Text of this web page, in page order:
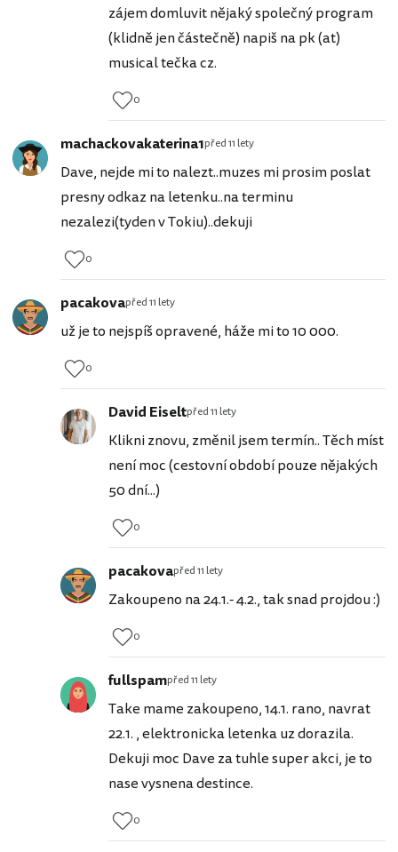
zájem domluvit nějaký společný program
(klidně jen částečně) napiš na pk (at)
musical tečka cz.
0
machackovakaterina1před 11 lety
Dave, nejde mi to nalezt..muzes mi prosim poslat
presny odkaz na letenku..na terminu
nezalezi(tyden v Tokiu)..dekuji
0
pacakovapřed 11 lety
už je to nejspíš opravené, háže mi to 10 000.
0
David Eiseltpřed 11 lety
Klikni znovu, změnil jsem termín.. Těch míst
není moc (cestovní období pouze nějakých
50 dní...)
0
pacakovapřed 11 lety
Zakoupeno na 24.1.- 4.2., tak snad projdou :)
0
fullspampřed 11 lety
Take mame zakoupeno, 14.1. rano, navrat
22.1. , elektronicka letenka uz dorazila.
Dekuji moc Dave za tuhle super akci, je to
nase vysnena destince.
0